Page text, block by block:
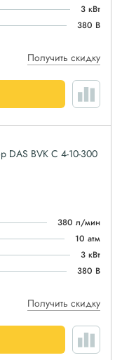
3 кВт
380 В
Получить скидку
DAS BVK C 4-10-300
380 л/мин
10 атм
3 кВт
380 В
Получить скидку